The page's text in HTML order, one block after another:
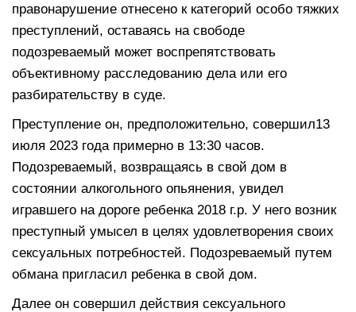
правонарушение отнесено к категорий особо тяжких
преступлений, оставаясь на свободе
подозреваемый может воспрепятствовать
объективному расследованию дела или его
разбирательству в суде.
Преступление он, предположительно, совершил13
июля 2023 года примерно в 13:30 часов.
Подозреваемый, возвращаясь в свой дом в
состоянии алкогольного опьянения, увидел
игравшего на дороге ребенка 2018 г.р. У него возник
преступный умысел в целях удовлетворения своих
сексуальных потребностей. Подозреваемый путем
обмана пригласил ребенка в свой дом.
Далее он совершил действия сексуального